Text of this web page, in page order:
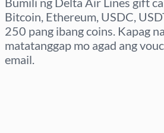
Bitcoin, Ethereum, USDC,
250 pang ibang coins. Kapag
matatanggap mo agad ang
email.